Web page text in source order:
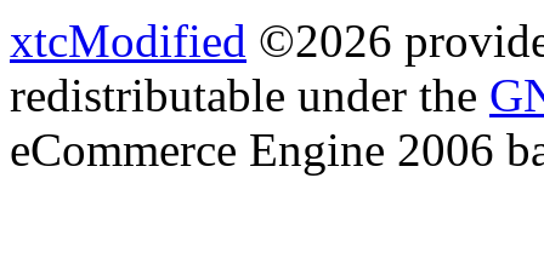
xtcModified ©2026
redistributable under the
eCommerce Engine 2006